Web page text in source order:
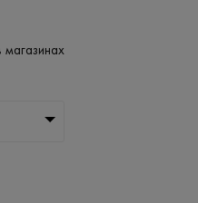
магазинах